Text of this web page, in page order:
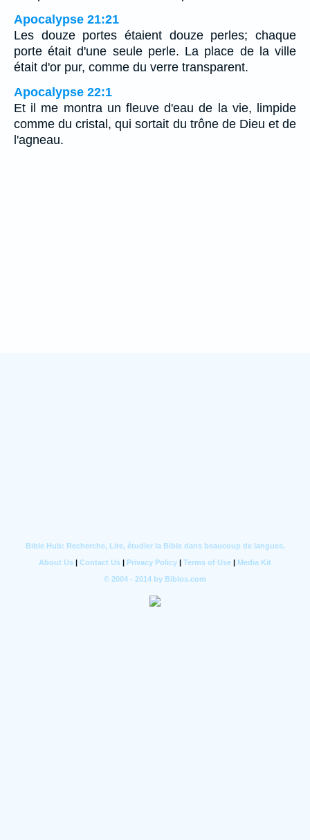
Apocalypse 21:21
Les douze portes étaient douze perles; chaque
porte était d'une seule perle. La place de la ville
était d'or pur, comme du verre transparent.
Apocalypse 22:1
Et il me montra un fleuve d'eau de la vie, limpide
comme du cristal, qui sortait du trône de Dieu et de
l'agneau.